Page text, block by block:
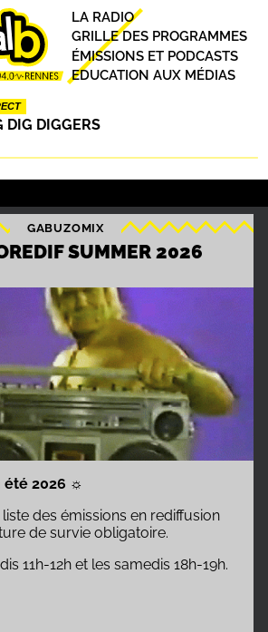
DIG DIGGERS
Principal
LA RADIO
GRILLE DES PROGRAMMES
ÉMISSIONS ET PODCASTS
EDUCATION AUX MÉDIAS
GABUZOMIX
SUMMER 2026
été 2026 ☼
liste des émissions en rediffusion
de survie obligatoire.
11h-12h et les samedis 18h-19h.